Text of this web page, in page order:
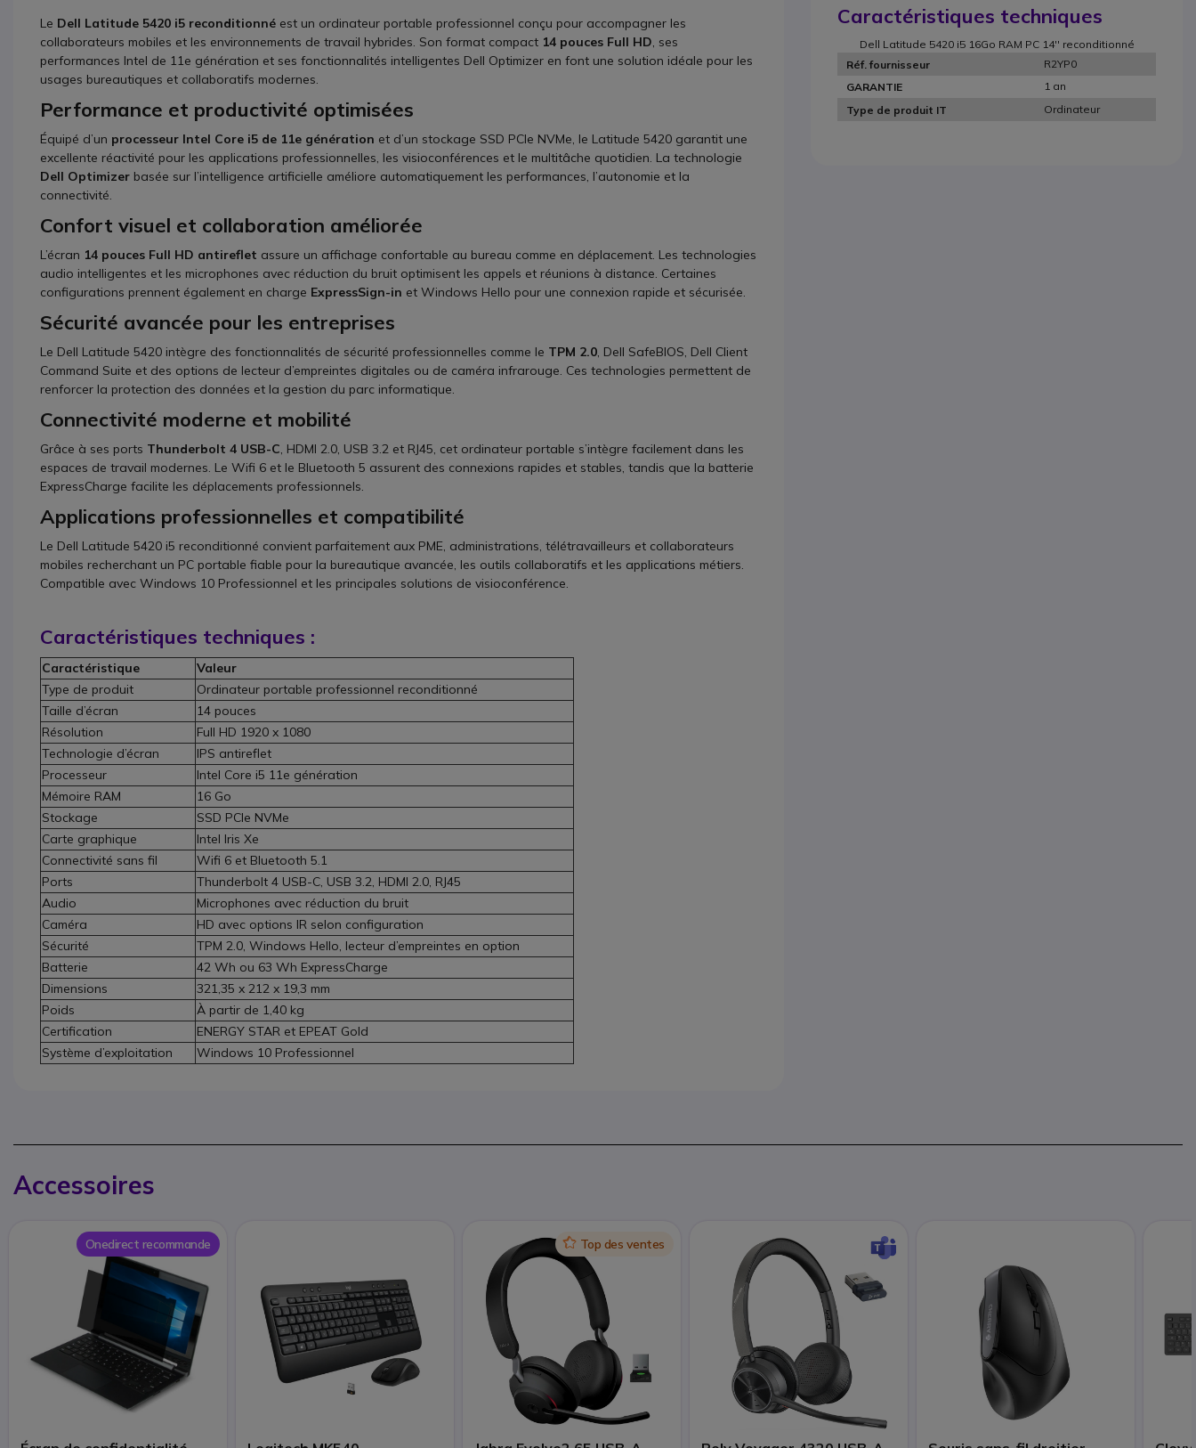
Le Dell Latitude 5420 i5 reconditionné est un ordinateur portable professionnel conçu pour accompagner les
collaborateurs mobiles et les environnements de travail hybrides. Son format compact 14 pouces Full HD, ses
performances Intel de 11e génération et ses fonctionnalités intelligentes Dell Optimizer en font une solution idéale pour les
usages bureautiques et collaboratifs modernes.
Performance et productivité optimisées
Équipé d’un processeur Intel Core i5 de 11e génération et d’un stockage SSD PCIe NVMe, le Latitude 5420 garantit une
excellente réactivité pour les applications professionnelles, les visioconférences et le multitâche quotidien. La technologie
Dell Optimizer basée sur l’intelligence artificielle améliore automatiquement les performances, l’autonomie et la
connectivité.
Confort visuel et collaboration améliorée
L’écran 14 pouces Full HD antireflet assure un affichage confortable au bureau comme en déplacement. Les technologies
audio intelligentes et les microphones avec réduction du bruit optimisent les appels et réunions à distance. Certaines
configurations prennent également en charge ExpressSign-in et Windows Hello pour une connexion rapide et sécurisée.
Sécurité avancée pour les entreprises
Le Dell Latitude 5420 intègre des fonctionnalités de sécurité professionnelles comme le TPM 2.0, Dell SafeBIOS, Dell Client
Command Suite et des options de lecteur d’empreintes digitales ou de caméra infrarouge. Ces technologies permettent de
renforcer la protection des données et la gestion du parc informatique.
Connectivité moderne et mobilité
Grâce à ses ports Thunderbolt 4 USB-C, HDMI 2.0, USB 3.2 et RJ45, cet ordinateur portable s’intègre facilement dans les
espaces de travail modernes. Le Wifi 6 et le Bluetooth 5 assurent des connexions rapides et stables, tandis que la batterie
ExpressCharge facilite les déplacements professionnels.
Applications professionnelles et compatibilité
Le Dell Latitude 5420 i5 reconditionné convient parfaitement aux PME, administrations, télétravailleurs et collaborateurs
mobiles recherchant un PC portable fiable pour la bureautique avancée, les outils collaboratifs et les applications métiers.
Compatible avec Windows 10 Professionnel et les principales solutions de visioconférence.
Caractéristiques techniques :
Caractéristique
Valeur
Type de produit
Ordinateur portable professionnel reconditionné
Taille d’écran
14 pouces
Résolution
Full HD 1920 x 1080
Technologie d’écran
IPS antireflet
Processeur
Intel Core i5 11e génération
Mémoire RAM
16 Go
Stockage
SSD PCIe NVMe
Carte graphique
Intel Iris Xe
Connectivité sans fil
Wifi 6 et Bluetooth 5.1
Ports
Thunderbolt 4 USB-C, USB 3.2, HDMI 2.0, RJ45
Audio
Microphones avec réduction du bruit
Caméra
HD avec options IR selon configuration
Sécurité
TPM 2.0, Windows Hello, lecteur d’empreintes en option
Batterie
42 Wh ou 63 Wh ExpressCharge
Dimensions
321,35 x 212 x 19,3 mm
Poids
À partir de 1,40 kg
Certification
ENERGY STAR et EPEAT Gold
Système d’exploitation
Windows 10 Professionnel
Caractéristiques techniques
Dell Latitude 5420 i5 16Go RAM PC 14'' reconditionné
Réf. fournisseur
R2YP0
GARANTIE
1 an
Type de produit IT
Ordinateur
Accessoires
Onedirect recommande IconTop des ventes